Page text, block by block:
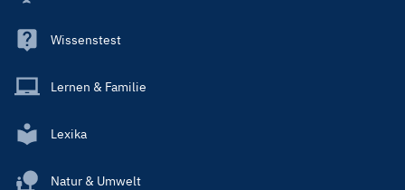
Wissenstest
Lernen & Familie
Lexika
Natur & Umwelt